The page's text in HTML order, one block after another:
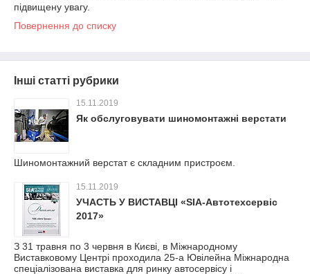
підвищену увагу.
Повернення до списку
Інші статті рубрики
15.11.2019
Як обслуговувати шиномонтажні верстати
Шиномонтажний верстат є складним пристроєм.
15.11.2019
УЧАСТЬ У ВИСТАВЦІ «SIA-Автотехсервіс
2017»
З 31 травня по 3 червня в Києві, в Міжнародному
Виставковому Центрі проходила 25-а Ювілейна Міжнародна
спеціалізована виставка для ринку автосервісу і